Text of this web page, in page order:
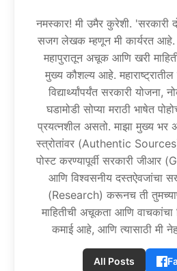
नमस्कार! मी उमैर कुरेशी. 'सरकारी
सजग लेखक म्हणून मी कार्यरत आहे.
महापुरातून अचूक आणि खरी
मुख्य कौशल्य आहे.
विद्यार्थ्यांपर्यंत सरकारी योजना,
घडामोडी सोप्या मराठी भाषेत
प्रयत्नशील असतो. माझा मुख्य भर
स्त्रोतांवर (Authentic
पोस्ट करण्यापूर्वी सरकारी
आणि विश्वसनीय दस्तऐवजांचा
(Research) करूनच ती
माहितीची अचूकता आणि वाचकांचा
कमाई आहे, आणि त्यासाठी मी
All Posts